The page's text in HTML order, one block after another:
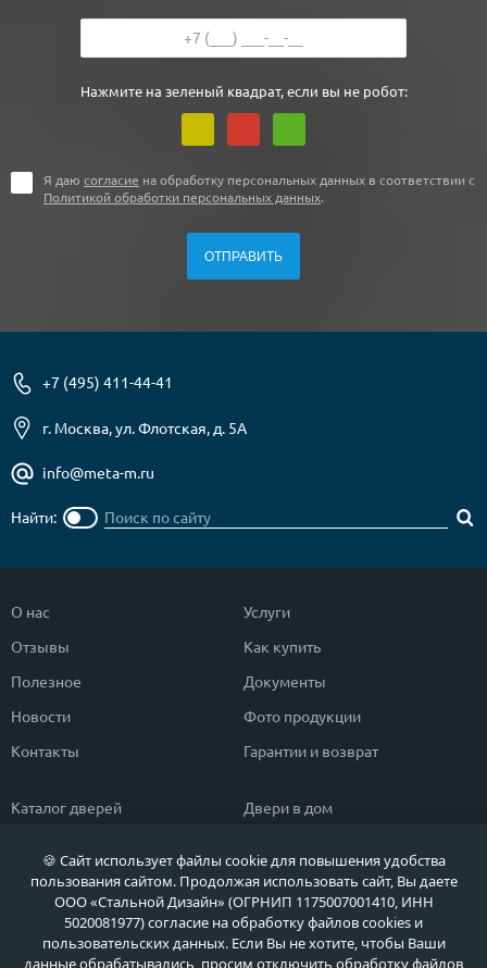
Нажмите на зеленый квадрат, если вы не робот:
Я даю согласие на обработку персональных данных в соответствии с
Политикой обработки персональных данных.
+7 (495) 411-44-41
г. Москва, ул. Флотская, д. 5А
info@meta-m.ru
Найти:
О нас
Отзывы
Полезное
Новости
Контакты
Услуги
Как купить
Документы
Фото продукции
Гарантии и возврат
Каталог дверей
Популярные двери
Быстрый подбор двери
Двери класса ЭКОНОМ
Двери в дом
Двери в квартиру
Тамбурные двери
Противопожарные двери
🍪 Сайт использует файлы cookie для повышения удобства
пользования сайтом. Продолжая использовать сайт, Вы даете
ООО «Стальной Дизайн» (ОГРНИП 1175007001410, ИНН
5020081977) согласие на обработку файлов cookies и
пользовательских данных. Если Вы не хотите, чтобы Ваши
данные обрабатывались, просим отключить обработку файлов